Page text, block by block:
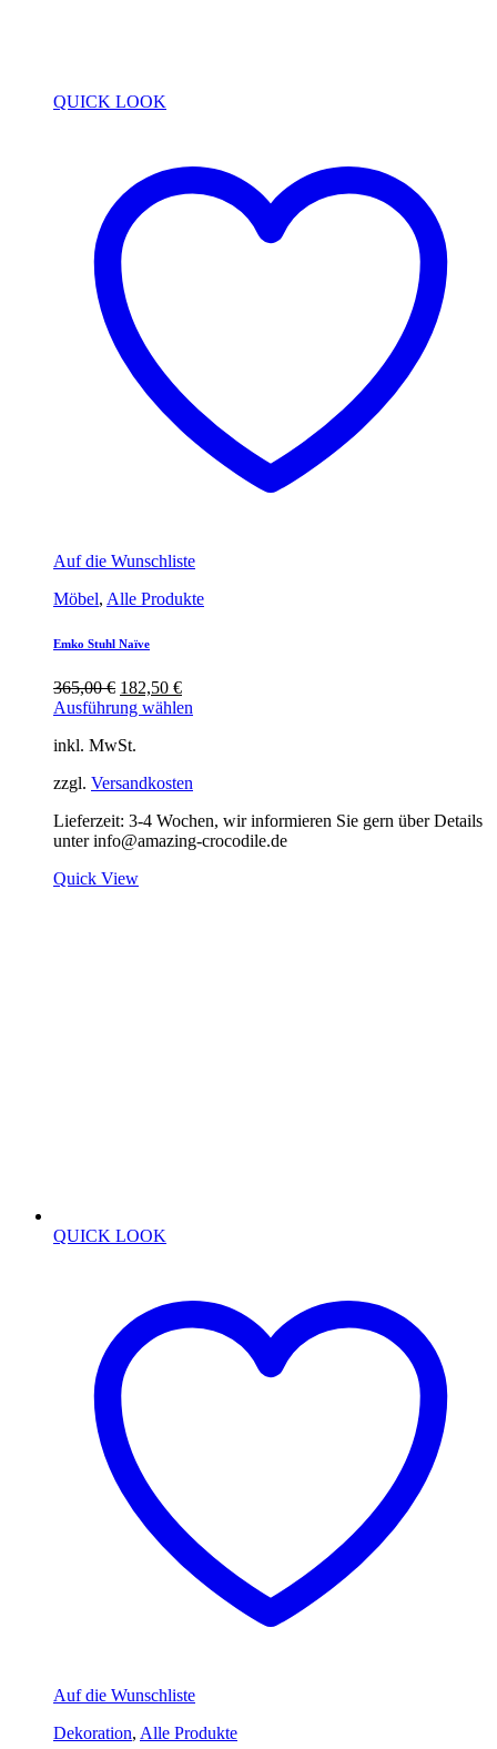
QUICK LOOK
Auf die Wunschliste
Möbel, Alle Produkte
Emko Stuhl Naïve
365,00€ Ursprünglicher
Preis
365,00 €
182,50 €Aktueller
Preis
Ausführung wählen
inkl. MwSt.
zzgl. Versandkosten
Lieferzeit: 3-4 Wochen, wir informieren Sie gern über Details
unter info@amazing-crocodile.de
Quick View
QUICK LOOK
Auf die Wunschliste
Dekoration, Alle Produkte